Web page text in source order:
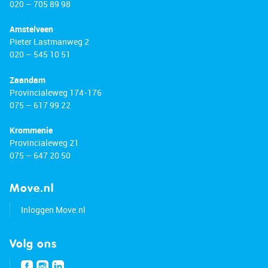
•Public transport within walking distance
•Quick access to major roads
•Energy label: E
•Freehold property
020 – 705 89 98
Amstelveen
Pieter Lastmanweg 2
020 – 545 10 51
Zaandam
Provincialeweg 174-176
075 – 617 99 22
Krommenie
Provincialeweg 21
075 – 647 20 50
Move.nl
Inloggen Move.nl
Volg ons